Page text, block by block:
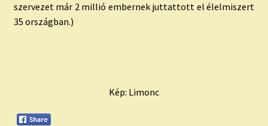
szervezet már 2 millió embernek juttattott el élelmiszert
35 országban.)
Kép: Limonc